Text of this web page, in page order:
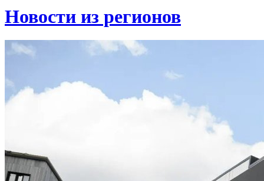
Новости из регионов